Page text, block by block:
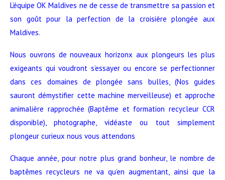
L’équipe OK Maldives ne de cesse de transmettre sa passion et
son goût pour la perfection de la croisière plongée aux
Maldives.
Nous ouvrons de nouveaux horizonx aux plongeurs les plus
exigeants qui voudront s’essayer ou encore se perfectionner
dans ces domaines de plongée sans bulles, (Nos guides
sauront démystifier cette machine merveilleuse) et approche
animalière rapprochée (Baptême et formation recycleur CCR
disponible), photographe, vidéaste ou tout simplement
plongeur curieux nous vous attendons
Chaque année, pour notre plus grand bonheur, le nombre de
baptêmes recycleurs ne va qu’en augmentant, ainsi que la